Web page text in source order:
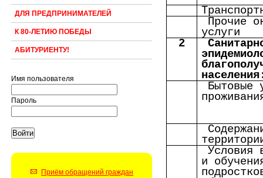
ДЛЯ ПРЕДПРИНИМАТЕЛЕЙ
К 80-ЛЕТИЮ ПОБЕДЫ
АБИТУРИЕНТУ!
Имя пользователя
Пароль
Приём обращений граждан
Прочие
услуги
2
Бытовые
Условия
и